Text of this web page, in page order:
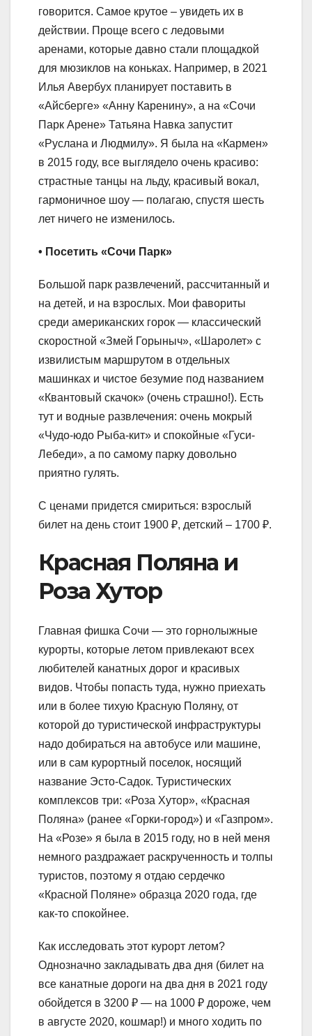
говорится. Самое крутое – увидеть их в
действии. Проще всего с ледовыми
аренами, которые давно стали площадкой
для мюзиклов на коньках. Например, в 2021
Илья Авербух планирует поставить в
«Айсберге» «Анну Каренину», а на «Сочи
Парк Арене» Татьяна Навка запустит
«Руслана и Людмилу». Я была на «Кармен»
в 2015 году, все выглядело очень красиво:
страстные танцы на льду, красивый вокал,
гармоничное шоу — полагаю, спустя шесть
лет ничего не изменилось.
• Посетить «Сочи Парк»
Большой парк развлечений, рассчитанный и
на детей, и на взрослых. Мои фавориты
среди американских горок — классический
скоростной «Змей Горыныч», «Шаролет» с
извилистым маршрутом в отдельных
машинках и чистое безумие под названием
«Квантовый скачок» (очень страшно!). Есть
тут и водные развлечения: очень мокрый
«Чудо-юдо Рыба-кит» и спокойные «Гуси-
Лебеди», а по самому парку довольно
приятно гулять.
С ценами придется смириться: взрослый
билет на день стоит 1900 ₽, детский – 1700 ₽.
Красная Поляна и
Роза Хутор
Главная фишка Сочи — это горнолыжные
курорты, которые летом привлекают всех
любителей канатных дорог и красивых
видов. Чтобы попасть туда, нужно приехать
или в более тихую Красную Поляну, от
которой до туристической инфраструктуры
надо добираться на автобусе или машине,
или в сам курортный поселок, носящий
название Эсто-Садок. Туристических
комплексов три: «Роза Хутор», «Красная
Поляна» (ранее «Горки-город») и «Газпром».
На «Розе» я была в 2015 году, но в ней меня
немного раздражает раскрученность и толпы
туристов, поэтому я отдаю сердечко
«Красной Поляне» образца 2020 года, где
как-то спокойнее.
Как исследовать этот курорт летом?
Однозначно закладывать два дня (билет на
все канатные дороги на два дня в 2021 году
обойдется в 3200 ₽ — на 1000 ₽ дороже, чем
в августе 2020, кошмар!) и много ходить по